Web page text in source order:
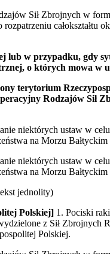
Sił Zbrojnych w
całokształtu
w przypadku, gdy
o których mowa w
terytorium
Rodzajów Sił
niektórych ustaw w
na Morzu
niektórych ustaw w
na Morzu
jednolity)
Polskiej] 1. Pociski
z Sił Zbrojnych
Polskiej.